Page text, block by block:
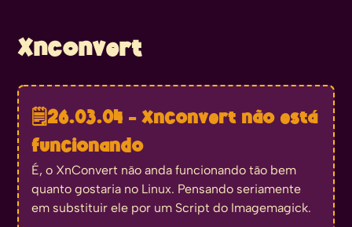
Xnconvert
🗒️26.03.04 - Xnconvert não está
funcionando
É, o XnConvert não anda funcionando tão bem
quanto gostaria no Linux. Pensando seriamente
em substituir ele por um Script do Imagemagick.